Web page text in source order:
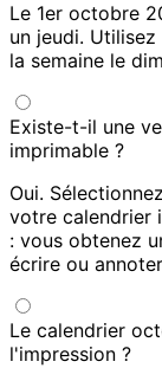
Le 1er octobre
un jeudi.
la semaine le
Existe-t-il une
imprimable ?
Oui.
votre calendrier
: vous obtenez
écrire ou
Le calendrier
l'impression ?